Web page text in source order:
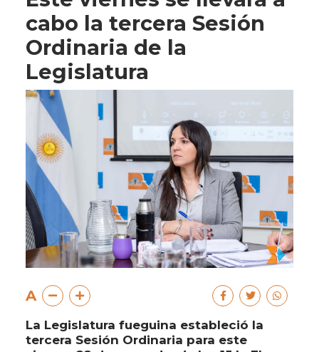
cabo la tercera Sesión
Ordinaria de la
Legislatura
A
La Legislatura fueguina estableció la
tercera Sesión Ordinaria para este